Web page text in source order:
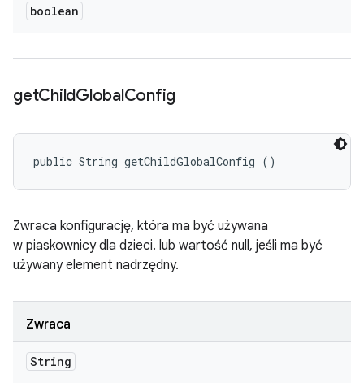
boolean
getChildGlobalConfig
public String getChildGlobalConfig ()
Zwraca konfigurację, która ma być używana
w piaskownicy dla dzieci. lub wartość null, jeśli ma być
używany element nadrzędny.
Zwraca
String